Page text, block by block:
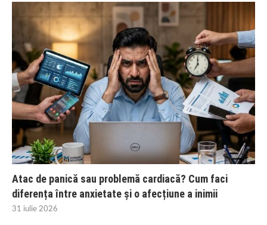
Atac de panică sau problemă cardiacă? Cum faci
diferența între anxietate și o afecțiune a inimii
31 iulie 2026